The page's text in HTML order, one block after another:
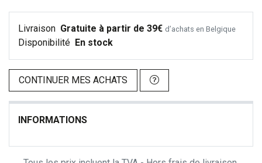
Livraison Gratuite à partir de 39€ d’achats en Belgique
Disponibilité En stock
CONTINUER MES ACHATS
INFORMATIONS